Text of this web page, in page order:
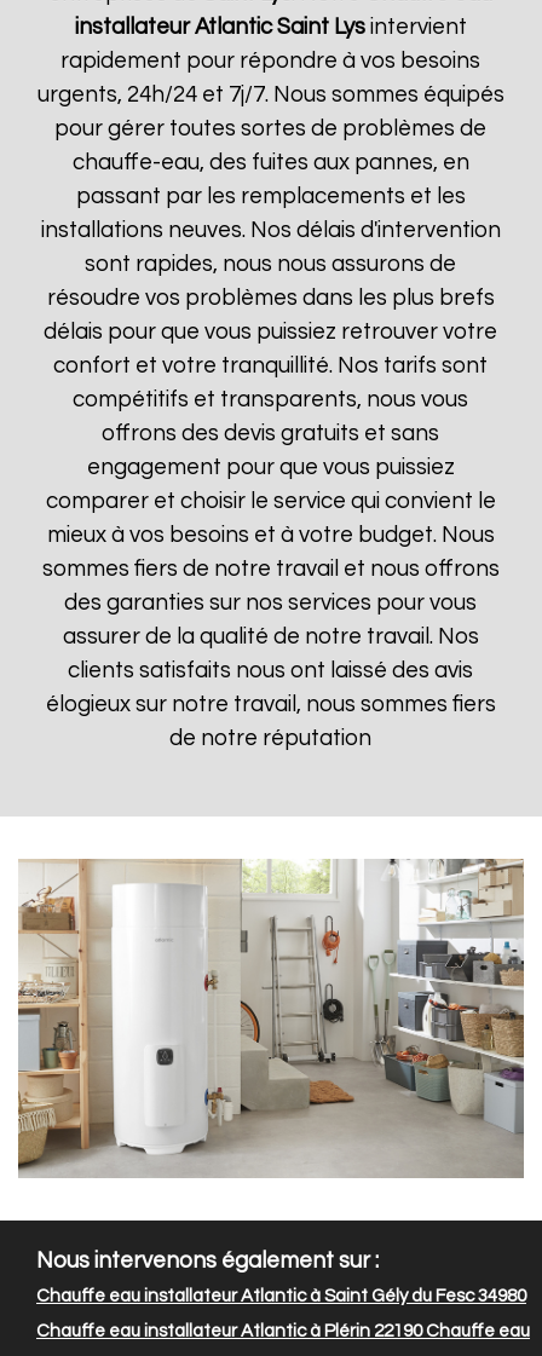
installateur Atlantic Saint Lysintervient
rapidement pour répondre à vos besoins
urgents, 24h/24 et 7j/7. Nous sommes équipés
pour gérer toutes sortes de problèmes de
chauffe-eau, des fuites aux pannes, en
passant par les remplacements et les
installations neuves. Nos délais d'intervention
sont rapides, nous nous assurons de
résoudre vos problèmes dans les plus brefs
délais pour que vous puissiez retrouver votre
confort et votre tranquillité. Nos tarifs sont
compétitifs et transparents, nous vous
offrons des devis gratuits et sans
engagement pour que vous puissiez
comparer et choisir le service qui convient le
mieux à vos besoins et à votre budget. Nous
sommes fiers de notre travail et nous offrons
des garanties sur nos services pour vous
assurer de la qualité de notre travail. Nos
clients satisfaits nous ont laissé des avis
élogieux sur notre travail, nous sommes fiers
de notre réputation
Nous intervenons également sur :
Chauffe eau installateur Atlantic à Saint Gély du Fesc 34980
Chauffe eau installateur Atlantic à Plérin 22190Chauffe eau